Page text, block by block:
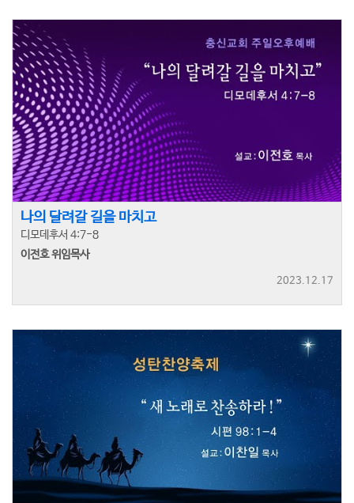
나의 달려갈 길을 마치고
디모데후서 4:7-8
이전호 위임목사
2023.12.17